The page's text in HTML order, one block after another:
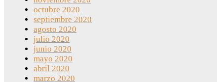
octubre 2020
septiembre 2020
agosto 2020
julio 2020
junio 2020
mayo 2020
abril 2020
marzo 2020